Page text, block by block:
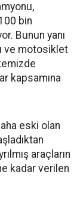
bin
Bunun yanı
ve motosiklet
kapsamına
eski olan
araçların
kadar verilen